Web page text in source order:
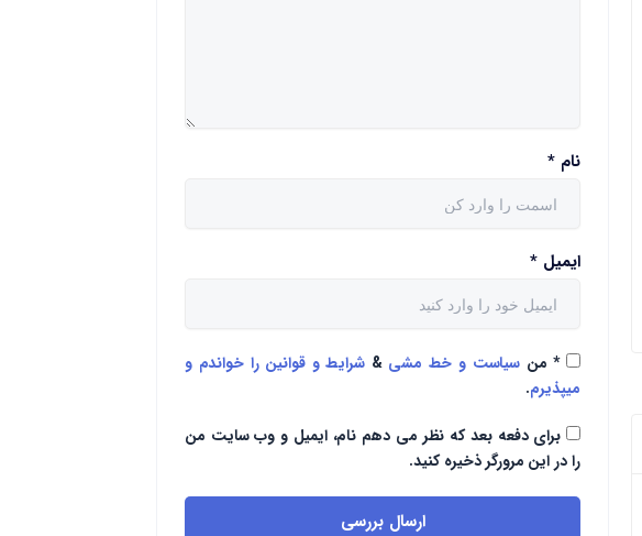
نام *
ایمیل *
*من سیاست و خط مشی &شرایط و قوانین را خواندم و
میپذیرم.
برای دفعه بعد که نظر می دهم نام، ایمیل و وب سایت من
را در این مرورگر ذخیره کنید.
ارسال بررسی